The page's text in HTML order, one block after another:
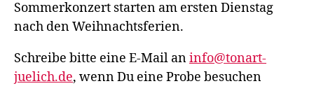
Sommerkonzert starten am ersten Dienstag
nach den Weihnachtsferien.
Schreibe bitte eine E-Mail aninfo@tonart-
juelich.de, wenn Du eine Probe besuchen